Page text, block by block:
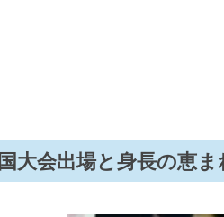
大会出場と身長の恵